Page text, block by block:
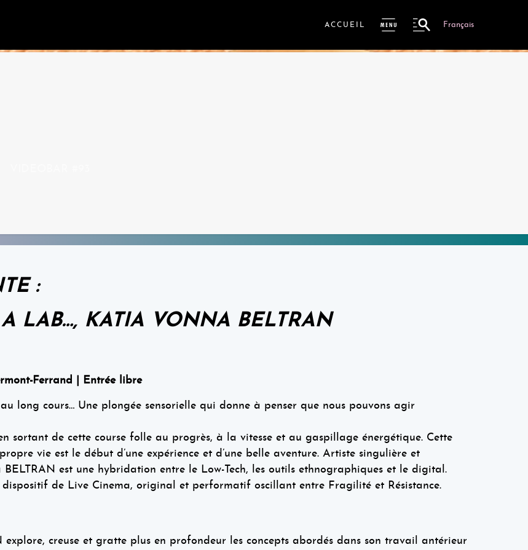
ACCUEIL
ME
Français
:
LAB…, KATIA VONNA BELTRAN
Ferrand | Entrée libre
long cours… Une plongée sensorielle qui donne à penser que nous pouvons agir
sortant de cette course folle au progrès, à la vitesse et au gaspillage énergétique. Cette
vie est le début d’une expérience et d’une belle aventure. Artiste singulière et
est une hybridation entre le Low-Tech, les outils ethnographiques et le digital.
de Live Cinema, original et performatif oscillant entre Fragilité et Résistance.
creuse et gratte plus en profondeur les concepts abordés dans son travail antérieur